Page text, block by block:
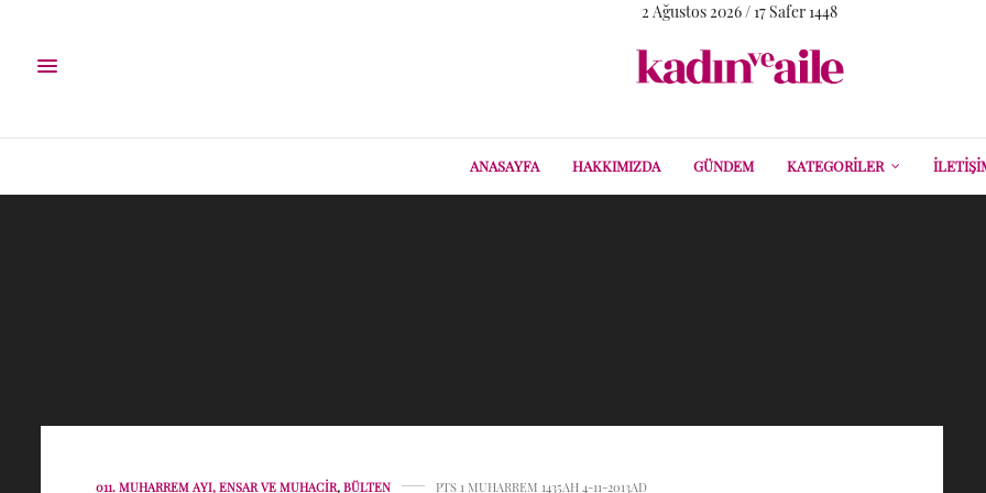
2 Ağustos 2026 / 17 Safer 1448
ANASAYFA HAKKIMIZDA GÜNDEM KATEGORILER
011. MUHARREM AYI, ENSAR VE MUHACIR, BÜLTEN PTS 1 MUHARREM 1435AH 4-11-2013AD